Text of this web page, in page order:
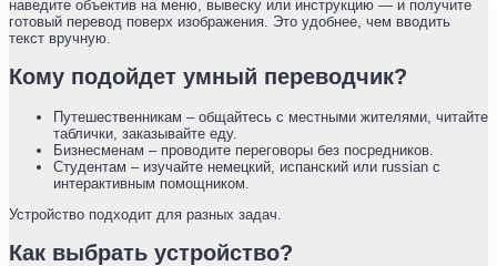
наведите объектив на меню, вывеску или инструкцию — и получите
готовый перевод поверх изображения. Это удобнее, чем вводить
текст вручную.
Кому подойдет умный переводчик?
Путешественникам – общайтесь с местными жителями, читайте
таблички, заказывайте еду.
Бизнесменам – проводите переговоры без посредников.
Студентам – изучайте немецкий, испанский или russian с
интерактивным помощником.
Устройство подходит для разных задач.
Как выбрать устройство?